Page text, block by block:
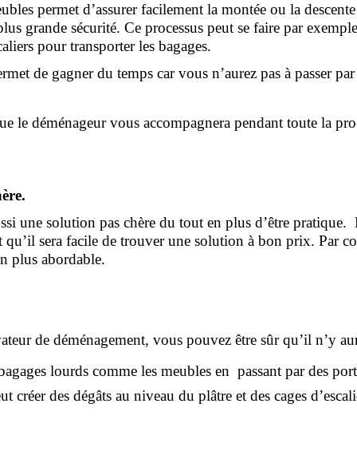
permet d’assurer facilement la montée ou la
grande sécurité. Ce processus peut se faire par
pour transporter les bagages.
de gagner du temps car vous n’aurez pas à passer
le déménageur vous accompagnera pendant toute la
une solution pas chère du tout en plus d’être
qu’il sera facile de trouver une solution à bon prix. Par
plus abordable.
de déménagement, vous pouvez être sûr qu’il n’y
lourds comme les meubles en  passant par des
créer des dégâts au niveau du plâtre et des cages